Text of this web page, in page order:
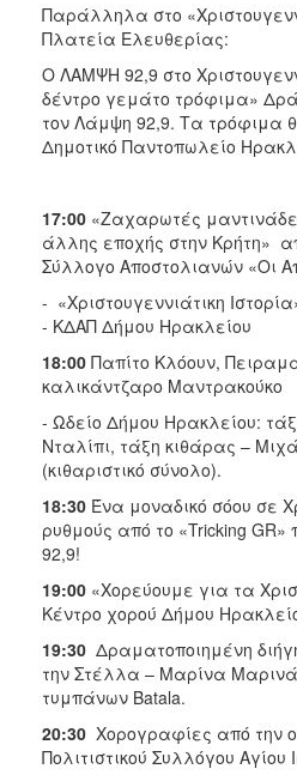
Παράλληλα στο
Πλατεία Ελευθερίας:
O ΛΑΜΨΗ 92,9 στο
δέντρο γεμάτο τρόφιμα»
τον Λάμψη 92,9. Τα τρόφιμα
Δημοτικό Παντοπωλείο
17:00 «Ζαχαρωτές
άλλης εποχής στην Κρήτη»
Σύλλογο Αποστολιανών «Οι
- «Χριστουγεννιάτικη
- ΚΔΑΠ Δήμου Ηρακλείου
18:00 Παπίτο Κλόουν,
καλικάντζαρο Μαντρακούκο
- Ωδείο Δήμου Ηρακλείου:
Νταλίπι, τάξη κιθάρας –
(κιθαριστικό σύνολο).
18:30 Ένα μοναδικό σόου σε
ρυθμούς από το «Tricking
92,9!
19:00 «Χορεύουμε για τα
Κέντρο χορού Δήμου
19:30 Δραματοποιημένη
την Στέλλα – Μαρίνα
τυμπάνων Batala.
20:30 Χορογραφίες από την
Πολιτιστικού Συλλόγου Αγίου